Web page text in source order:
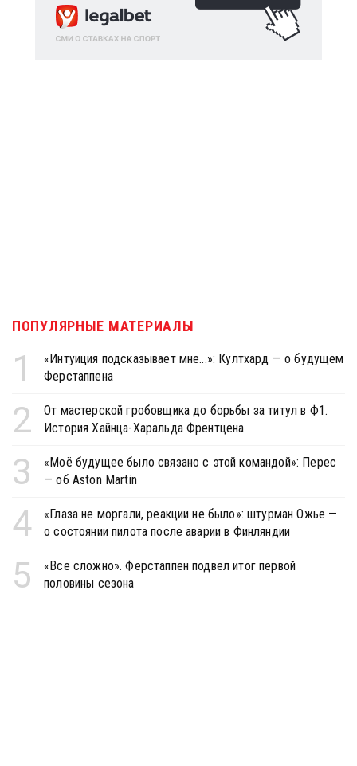
ПОПУЛЯРНЫЕ МАТЕРИАЛЫ
1
«Интуиция подсказывает мне...»: Култхард — о будущем
Ферстаппена
2
От мастерской гробовщика до борьбы за титул в Ф1.
История Хайнца-Харальда Френтцена
3
«Моё будущее было связано с этой командой»: Перес
— об Aston Martin
4
«Глаза не моргали, реакции не было»: штурман Ожье —
о состоянии пилота после аварии в Финляндии
5
«Все сложно». Ферстаппен подвел итог первой
половины сезона